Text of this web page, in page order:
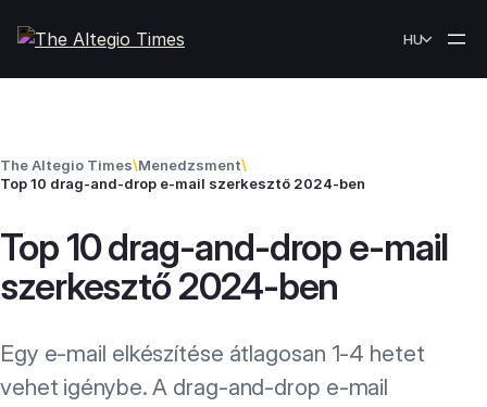
HU
The Altegio Times\Menedzsment\
Top 10 drag-and-drop e-mail szerkesztő 2024-ben
Top 10 drag-and-drop e-mail
szerkesztő 2024-ben
Egy e-mail elkészítése átlagosan 1-4 hetet
vehet igénybe. A drag-and-drop e-mail